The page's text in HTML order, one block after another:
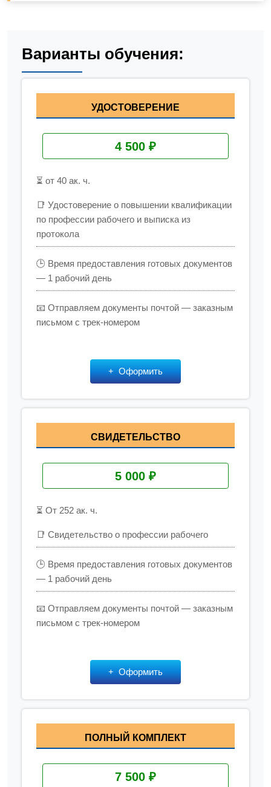
Варианты обучения:
УДОСТОВЕРЕНИЕ
4 500 ₽
⏳ от 40 ак. ч.
📑 Удостоверение о повышении квалификации
по профессии рабочего и выписка из
протокола
🕒 Время предоставления готовых документов
— 1 рабочий день
📧 Отправляем документы почтой — заказным
письмом с трек-номером
Оформить
СВИДЕТЕЛЬСТВО
5 000 ₽
⏳ От 252 ак. ч.
📑 Свидетельство о профессии рабочего
🕒 Время предоставления готовых документов
— 1 рабочий день
📧 Отправляем документы почтой — заказным
письмом с трек-номером
Оформить
ПОЛНЫЙ КОМПЛЕКТ
7 500 ₽